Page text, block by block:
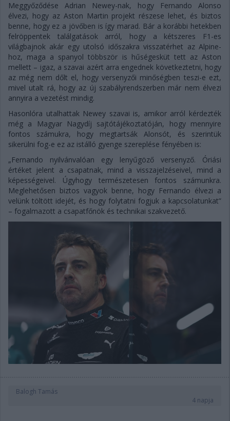
Meggyőződése Adrian Newey-nak, hogy Fernando Alonso
élvezi, hogy az Aston Martin projekt részese lehet, és biztos
benne, hogy ez a jövőben is így marad. Bár a korábbi hetekben
felröppentek találgatások arról, hogy a kétszeres F1-es
világbajnok akár egy utolsó időszakra visszatérhet az Alpine-
hoz, maga a spanyol többször is hűségesküt tett az Aston
mellett – igaz, a szavai azért arra engednek következtetni, hogy
az még nem dőlt el, hogy versenyzői minőségben teszi-e ezt,
mivel utalt rá, hogy az új szabályrendszerben már nem élvezi
annyira a vezetést mindig.
Hasonlóra utalhattak Newey szavai is, amikor arról kérdezték
még a Magyar Nagydíj sajtótájékoztatóján, hogy mennyire
fontos számukra, hogy megtartsák Alonsót, és szerintük
sikerülni fog-e ez az istálló gyenge szereplése fényében is:
„Fernando nyilvánvalóan egy lenyűgöző versenyző. Óriási
értéket jelent a csapatnak, mind a visszajelzéseivel, mind a
képességeivel. Úgyhogy természetesen fontos számunkra.
Meglehetősen biztos vagyok benne, hogy Fernando élvezi a
velünk töltött idejét, és hogy folytatni fogjuk a kapcsolatunkat”
– fogalmazott a csapatfőnök és technikai szakvezető.
Balogh Tamás
4 napja